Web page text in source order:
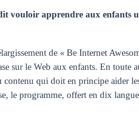
vouloir apprendre aux enfants
de « Be Internet
sur le Web aux enfants. En toute
qui doit en principe aider
le programme, offert en dix